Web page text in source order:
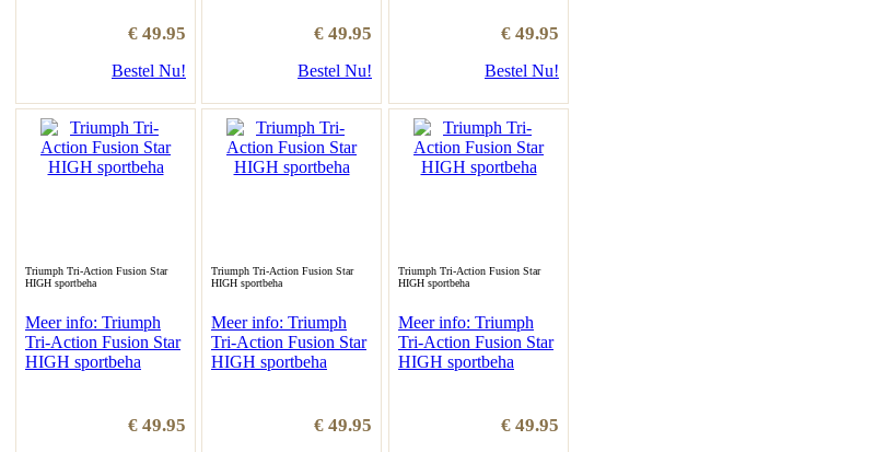
€ 49.95
Bestel Nu!
€ 49.95
Bestel Nu!
€ 49.95
Bestel Nu!
Triumph Tri-Action Fusion Star
HIGH sportbeha
Meer info: Triumph
Tri-Action Fusion Star
HIGH sportbeha
€ 49.95
Triumph Tri-Action Fusion Star
HIGH sportbeha
Meer info: Triumph
Tri-Action Fusion Star
HIGH sportbeha
€ 49.95
Triumph Tri-Action Fusion Star
HIGH sportbeha
Meer info: Triumph
Tri-Action Fusion Star
HIGH sportbeha
€ 49.95